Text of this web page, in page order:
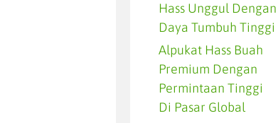
Hass Unggul Dengan
Daya Tumbuh Tinggi
Alpukat Hass Buah
Premium Dengan
Permintaan Tinggi
Di Pasar Global